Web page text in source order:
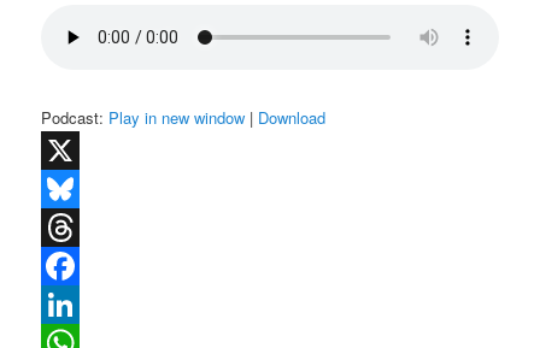
Podcast: Play in new window | Download
X
Bluesky
Threads
Facebook
LinkedIn